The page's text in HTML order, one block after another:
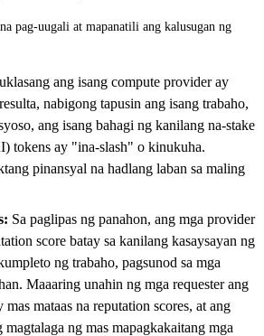
pag-uugali at mapanatili ang kalusugan ng
ang isang compute provider ay
nabigong tapusin ang isang trabaho,
ang isang bahagi ng kanilang na-stake
tokens ay "ina-slash" o kinukuha.
pinansyal na hadlang laban sa maling
Sa paglipas ng panahon, ang mga provider
score batay sa kanilang kasaysayan ng
ng trabaho, pagsunod sa mga
Maaaring unahin ng mga requester ang
mataas na reputation scores, at ang
ng mas mapagkakaitang mga